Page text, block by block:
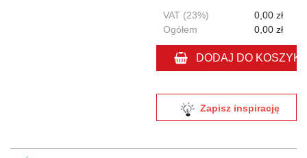
VAT (23%)
0,00 zł
Ogółem
0,00 zł
DODAJ DO
Zapisz inspirację